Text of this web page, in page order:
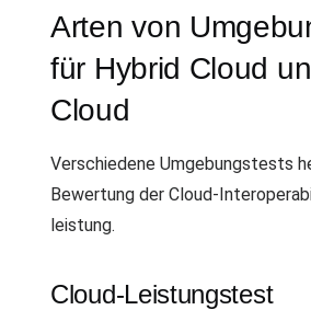
Arten von
für Hybrid Cloud
Cloud
Verschiedene Umgebungstests
Bewertung der Cloud-
leistung.
Cloud-Leistungstest